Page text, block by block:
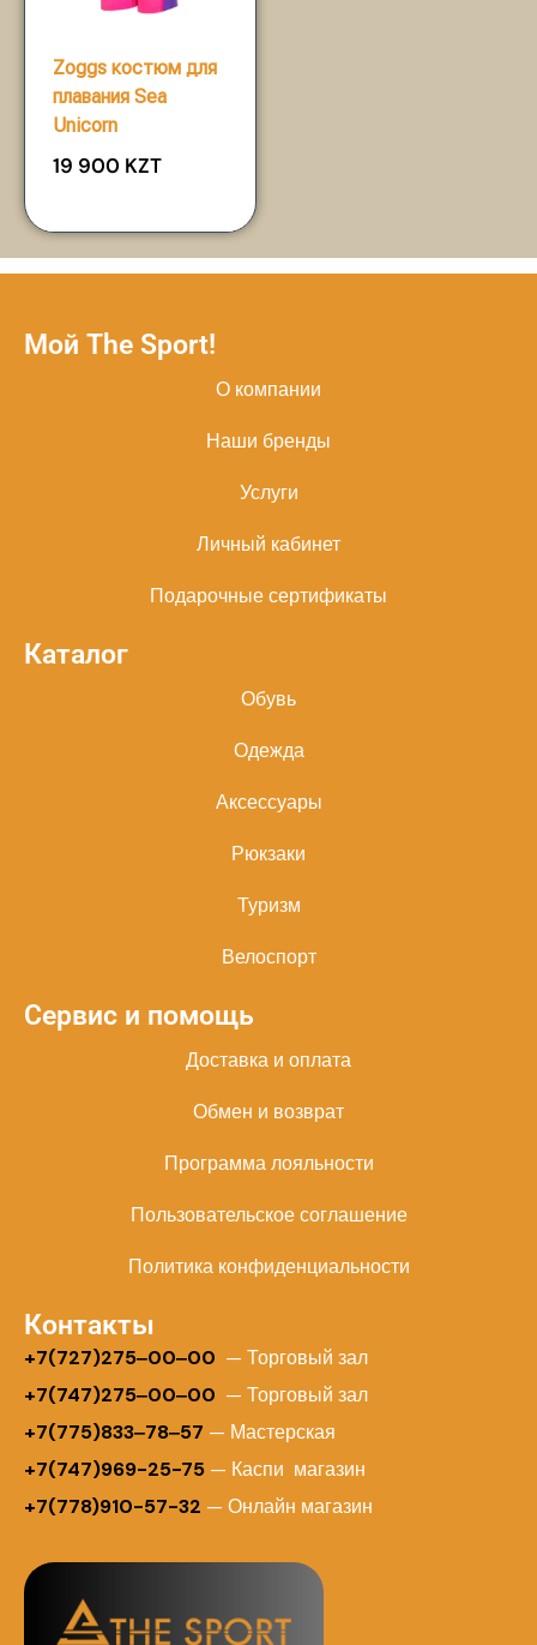
Zoggs костюм для
плавания Sea
Unicorn
19 900 KZT
Мой The Sport!
О компании
Наши бренды
Услуги
Личный кабинет
Подарочные сертификаты
Каталог
Обувь
Одежда
Аксессуары
Рюкзаки
Туризм
Велоспорт
Сервис и помощь
Доставка и оплата
Обмен и возврат
Программа лояльности
Пользовательское соглашение
Политика конфиденциальности
Контакты
+7(727)275‒00‒00 — Торговый зал
+7(747)275‒00‒00 — Торговый зал
+7(775)833‒78‒57 — Мастерская
+7(747)969-25-75 — Каспи магазин
+7(778)910-57-32 — Онлайн магазин